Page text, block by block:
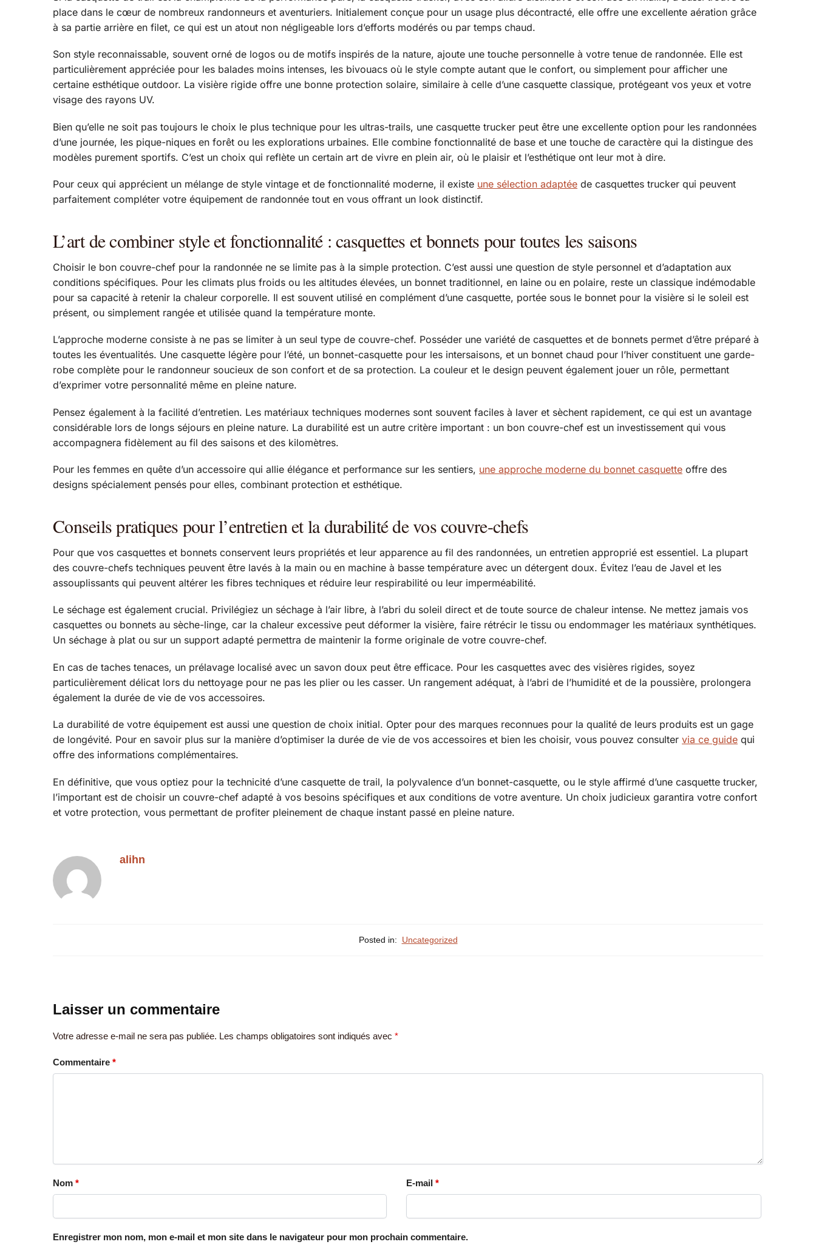
place dans le cœur de nombreux randonneurs et aventuriers. Initialement conçue pour un usage plus décontracté, elle offre une excellente aération grâce
à sa partie arrière en filet, ce qui est un atout non négligeable lors d’efforts modérés ou par temps chaud.
Son style reconnaissable, souvent orné de logos ou de motifs inspirés de la nature, ajoute une touche personnelle à votre tenue de randonnée. Elle est
particulièrement appréciée pour les balades moins intenses, les bivouacs où le style compte autant que le confort, ou simplement pour afficher une
certaine esthétique outdoor. La visière rigide offre une bonne protection solaire, similaire à celle d’une casquette classique, protégeant vos yeux et votre
visage des rayons UV.
Bien qu’elle ne soit pas toujours le choix le plus technique pour les ultras-trails, une casquette trucker peut être une excellente option pour les randonnées
d’une journée, les pique-niques en forêt ou les explorations urbaines. Elle combine fonctionnalité de base et une touche de caractère qui la distingue des
modèles purement sportifs. C’est un choix qui reflète un certain art de vivre en plein air, où le plaisir et l’esthétique ont leur mot à dire.
Pour ceux qui apprécient un mélange de style vintage et de fonctionnalité moderne, il existe une sélection adaptée de casquettes trucker qui peuvent
parfaitement compléter votre équipement de randonnée tout en vous offrant un look distinctif.
L’art de combiner style et fonctionnalité : casquettes et bonnets pour toutes les saisons
Choisir le bon couvre-chef pour la randonnée ne se limite pas à la simple protection. C’est aussi une question de style personnel et d’adaptation aux
conditions spécifiques. Pour les climats plus froids ou les altitudes élevées, un bonnet traditionnel, en laine ou en polaire, reste un classique indémodable
pour sa capacité à retenir la chaleur corporelle. Il est souvent utilisé en complément d’une casquette, portée sous le bonnet pour la visière si le soleil est
présent, ou simplement rangée et utilisée quand la température monte.
L’approche moderne consiste à ne pas se limiter à un seul type de couvre-chef. Posséder une variété de casquettes et de bonnets permet d’être préparé à
toutes les éventualités. Une casquette légère pour l’été, un bonnet-casquette pour les intersaisons, et un bonnet chaud pour l’hiver constituent une garde-
robe complète pour le randonneur soucieux de son confort et de sa protection. La couleur et le design peuvent également jouer un rôle, permettant
d’exprimer votre personnalité même en pleine nature.
Pensez également à la facilité d’entretien. Les matériaux techniques modernes sont souvent faciles à laver et sèchent rapidement, ce qui est un avantage
considérable lors de longs séjours en pleine nature. La durabilité est un autre critère important : un bon couvre-chef est un investissement qui vous
accompagnera fidèlement au fil des saisons et des kilomètres.
Pour les femmes en quête d’un accessoire qui allie élégance et performance sur les sentiers, une approche moderne du bonnet casquette offre des
designs spécialement pensés pour elles, combinant protection et esthétique.
Conseils pratiques pour l’entretien et la durabilité de vos couvre-chefs
Pour que vos casquettes et bonnets conservent leurs propriétés et leur apparence au fil des randonnées, un entretien approprié est essentiel. La plupart
des couvre-chefs techniques peuvent être lavés à la main ou en machine à basse température avec un détergent doux. Évitez l’eau de Javel et les
assouplissants qui peuvent altérer les fibres techniques et réduire leur respirabilité ou leur imperméabilité.
Le séchage est également crucial. Privilégiez un séchage à l’air libre, à l’abri du soleil direct et de toute source de chaleur intense. Ne mettez jamais vos
casquettes ou bonnets au sèche-linge, car la chaleur excessive peut déformer la visière, faire rétrécir le tissu ou endommager les matériaux synthétiques.
Un séchage à plat ou sur un support adapté permettra de maintenir la forme originale de votre couvre-chef.
En cas de taches tenaces, un prélavage localisé avec un savon doux peut être efficace. Pour les casquettes avec des visières rigides, soyez
particulièrement délicat lors du nettoyage pour ne pas les plier ou les casser. Un rangement adéquat, à l’abri de l’humidité et de la poussière, prolongera
également la durée de vie de vos accessoires.
La durabilité de votre équipement est aussi une question de choix initial. Opter pour des marques reconnues pour la qualité de leurs produits est un gage
de longévité. Pour en savoir plus sur la manière d’optimiser la durée de vie de vos accessoires et bien les choisir, vous pouvez consulter via ce guide qui
offre des informations complémentaires.
En définitive, que vous optiez pour la technicité d’une casquette de trail, la polyvalence d’un bonnet-casquette, ou le style affirmé d’une casquette trucker,
l’important est de choisir un couvre-chef adapté à vos besoins spécifiques et aux conditions de votre aventure. Un choix judicieux garantira votre confort
et votre protection, vous permettant de profiter pleinement de chaque instant passé en pleine nature.
alihn
Posted in: Uncategorized
Laisser un commentaire
Votre adresse e-mail ne sera pas publiée. Les champs obligatoires sont indiqués avec *
Commentaire *
Nom * E-mail *
Enregistrer mon nom, mon e-mail et mon site dans le navigateur pour mon prochain commentaire.